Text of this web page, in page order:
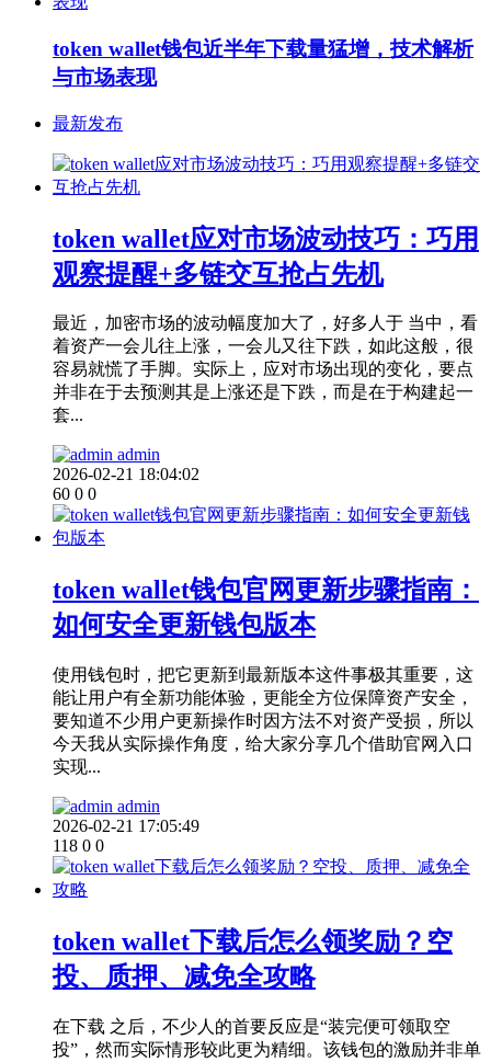
token wallet钱包近半年下载量猛增，技术解析
与市场表现
最新发布
token wallet应对市场波动技巧：巧用
观察提醒+多链交互抢占先机
最近，加密市场的波动幅度加大了，好多人于 当中，看
着资产一会儿往上涨，一会儿又往下跌，如此这般，很
容易就慌了手脚。实际上，应对市场出现的变化，要点
并非在于去预测其是上涨还是下跌，而是在于构建起一
套...
admin
2026-02-21 18:04:02
60 0 0
token wallet钱包官网更新步骤指南：
如何安全更新钱包版本
使用钱包时，把它更新到最新版本这件事极其重要，这
能让用户有全新功能体验，更能全方位保障资产安全，
要知道不少用户更新操作时因方法不对资产受损，所以
今天我从实际操作角度，给大家分享几个借助官网入口
实现...
admin
2026-02-21 17:05:49
118 0 0
token wallet下载后怎么领奖励？空
投、质押、减免全攻略
在下载 之后，不少人的首要反应是“装完便可领取空
投”，然而实际情形较此更为精细。该钱包的激励并非单